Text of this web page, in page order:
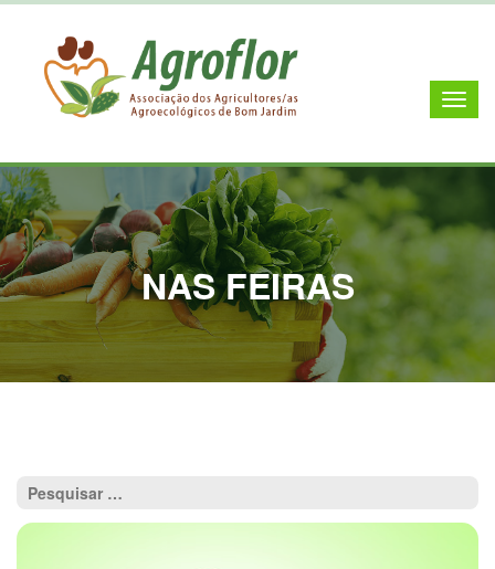
NAS FEIRAS